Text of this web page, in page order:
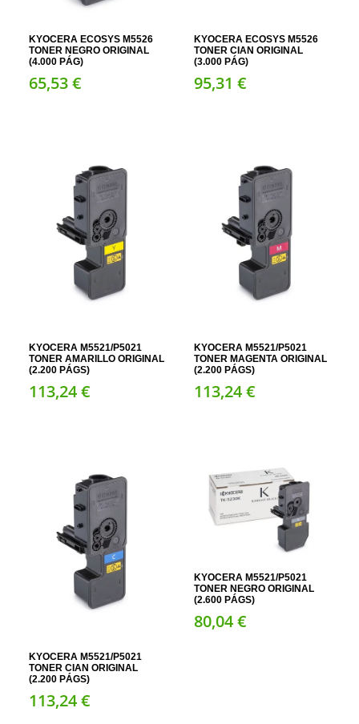
KYOCERA ECOSYS M5526
TONER NEGRO ORIGINAL
(4.000 PÁG)
65,53€
KYOCERA ECOSYS M5526
TONER CIAN ORIGINAL
(3.000 PÁG)
95,31 €
KYOCERA M5521/P5021
TONER AMARILLO ORIGINAL
(2.200 PÁGS)
113,24€
KYOCERA M5521/P5021
TONER MAGENTA ORIGINAL
(2.200 PÁGS)
113,24€
KYOCERA M5521/P5021
TONER CIAN ORIGINAL
(2.200 PÁGS)
113,24€
KYOCERA M5521/P5021
TONER NEGRO ORIGINAL
(2.600 PÁGS)
80,04€